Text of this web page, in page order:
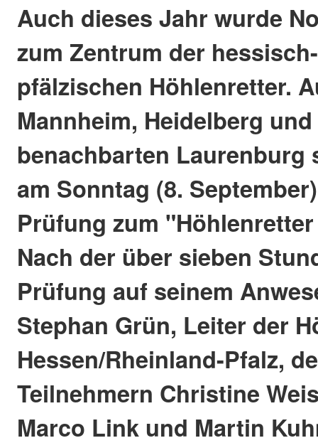
Auch dieses Jahr wurde
zum Zentrum der
pfälzischen Höhlenretter.
Mannheim, Heidelberg
benachbarten Laurenburg
am Sonntag (8.
Prüfung zum
Nach der über sieben
Prüfung auf seinem
Stephan Grün, Leiter der
Hessen/Rheinland-Pfalz,
Teilnehmern Christine
Marco Link und Martin